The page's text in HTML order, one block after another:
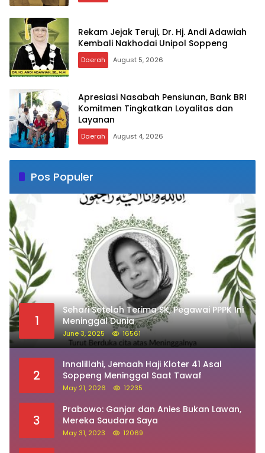
Rekam Jejak Teruji, Dr. Hj. Andi Adawiah
Kembali Nakhodai Unipol Soppeng
Daerah August 5, 2026
Apresiasi Nasabah Pensiunan, Bank BRI
Komitmen Tingkatkan Loyalitas dan
Layanan
Daerah August 4, 2026
Pos Populer
1
Sehari Setelah Terima SK, Pegawai PPPK Ini
Meninggal Dunia
June 3, 2025 16561
2
Innalillahi, Jemaah Haji Kloter 41 Asal
Soppeng Meninggal Saat Tawaf
May 21, 2026 12235
3
Prabowo: Ganjar dan Anies Bukan Lawan,
Mereka Saudara Saya
May 31, 2023 12069